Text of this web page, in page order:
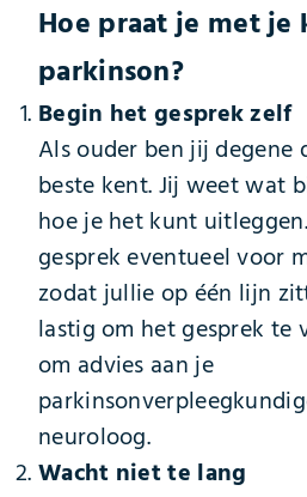
Hoe praat je met je
parkinson?
Begin het gesprek zelf
Als ouder ben jij degene
beste kent. Jij weet wat
hoe je het kunt
gesprek eventueel voor
zodat jullie op één lijn
lastig om het gesprek te
om advies aan je
neuroloog.
Wacht niet te lang